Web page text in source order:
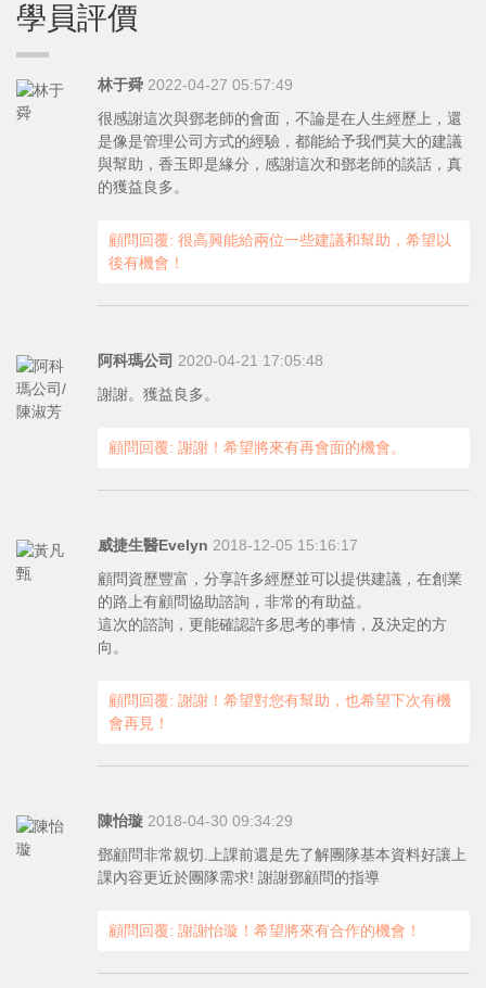
學員評價
林于舜 2022-04-27 05:57:49
很感謝這次與鄧老師的會面，不論是在人生經歷上，還
是像是管理公司方式的經驗，都能給予我們莫大的建議
與幫助，香玉即是緣分，感謝這次和鄧老師的談話，真
的獲益良多。
顧問回覆: 很高興能給兩位一些建議和幫助，希望以
後有機會！
阿科瑪公司 2020-04-21 17:05:48
謝謝。獲益良多。
顧問回覆: 謝謝！希望將來有再會面的機會。
威捷生醫Evelyn 2018-12-05 15:16:17
顧問資歷豐富，分享許多經歷並可以提供建議，在創業
的路上有顧問協助諮詢，非常的有助益。
這次的諮詢，更能確認許多思考的事情，及決定的方
向。
顧問回覆: 謝謝！希望對您有幫助，也希望下次有機
會再見！
陳怡璇 2018-04-30 09:34:29
鄧顧問非常親切.上課前還是先了解團隊基本資料好讓上
課內容更近於團隊需求! 謝謝鄧顧問的指導
顧問回覆: 謝謝怡璇！希望將來有合作的機會！